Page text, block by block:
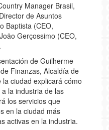
Manager Brasil,
de Asuntos
Baptista (CEO,
Gerçossimo (CEO,
de Guilherme
Finanzas, Alcaldía de
ciudad explicará cómo
la industria de las
los servicios que
en la ciudad más
activas en la industria.